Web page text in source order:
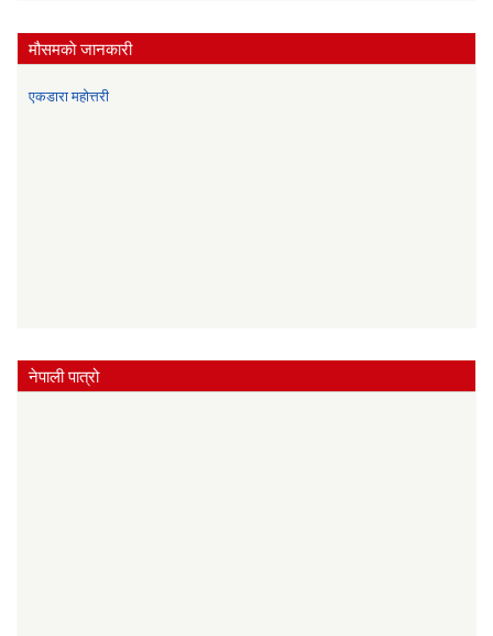
मौसमकाे जानकारी
एकडारा महोत्तरी
नेपाली पात्रो